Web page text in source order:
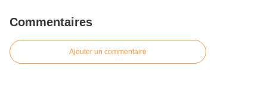
Commentaires
Ajouter un commentaire